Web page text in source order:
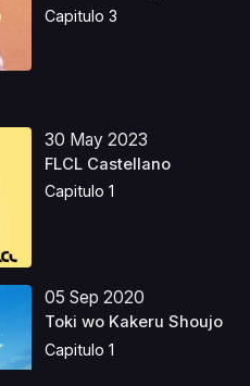
Capitulo 3
30 May 2023
FLCL Castellano
Capitulo 1
05 Sep 2020
Toki wo Kakeru Shoujo
Capitulo 1